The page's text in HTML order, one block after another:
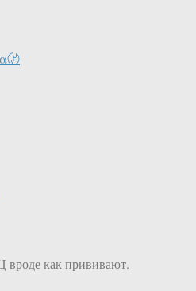
〄
вроде как прививают.